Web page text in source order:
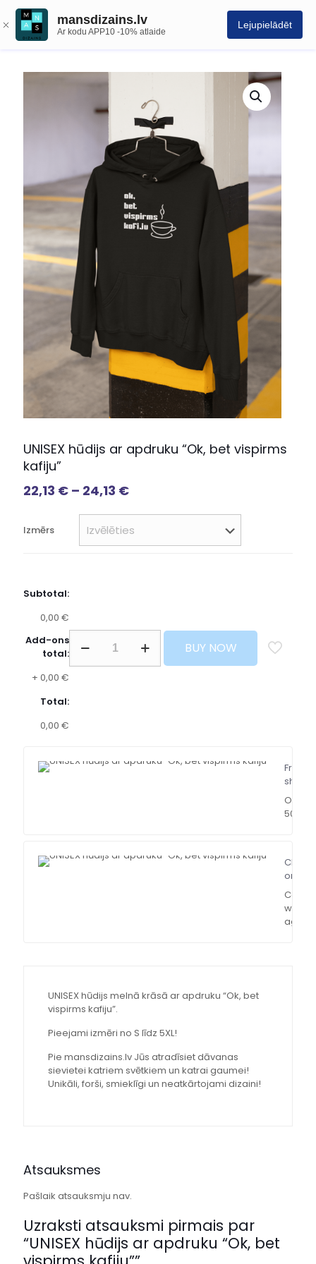
mansdizains.lv
Ar kodu APP10 -10% atlaide
Lejupielādēt
UNISEX hūdijs ar apdruku “Ok, bet vispirms
kafiju”
22,13 € – 24,13 €
Izmērs
Subtotal:
0,00 €
Add-ons
total:
+ 0,00 €
Total:
0,00 €
BUY NOW
Free
Over
500$
Chat
online
with
agent
UNISEX hūdijs melnā krāsā ar apdruku “Ok, bet
vispirms kafiju”.
Pieejami izmēri no S līdz 5XL!
Pie mansdizains.lv Jūs atradīsiet dāvanas
sievietei katriem svētkiem un katrai gaumei!
Unikāli, forši, smieklīgi un neatkārtojami dizaini!
Atsauksmes
Pašlaik atsauksmju nav.
Uzraksti atsauksmi pirmais par
“UNISEX hūdijs ar apdruku “Ok, bet